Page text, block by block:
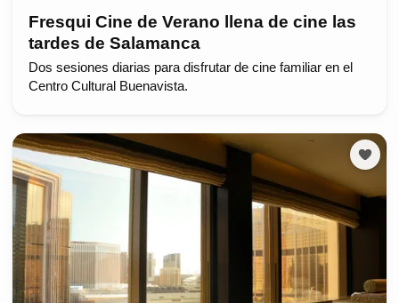
Fresqui Cine de Verano llena de cine las
tardes de Salamanca
Dos sesiones diarias para disfrutar de cine familiar en el
Centro Cultural Buenavista.